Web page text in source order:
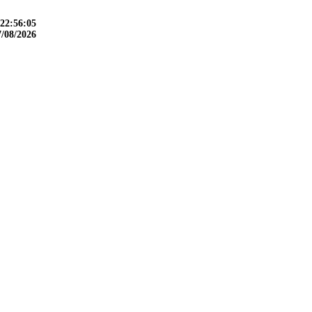
22:56:06
08/2026